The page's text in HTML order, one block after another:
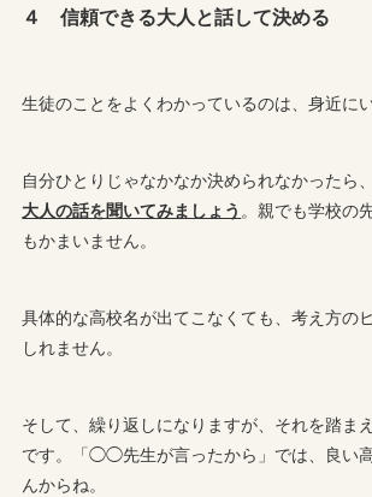
４ 信頼できる大人と話して決める
生徒のことをよくわかっているのは、身近に
自分ひとりじゃなかなか決められなかったら
大人の話を聞いてみましょう 。親でも学校の
もかまいません。
具体的な高校名が出てこなくても、考え方の
しれません。
そして、繰り返しになりますが、それを踏ま
です。「◯◯先生が言ったから」では、良い
んからね。